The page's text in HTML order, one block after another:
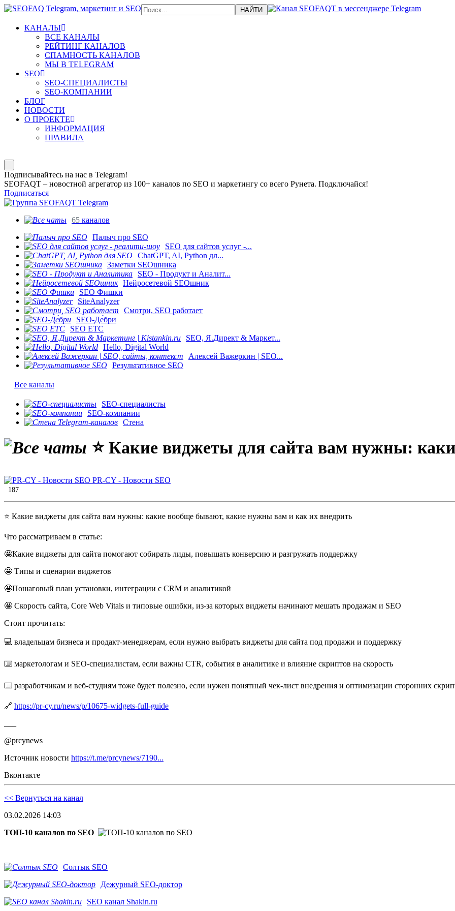
КАНАЛЫ
ВСЕ КАНАЛЫ
РЕЙТИНГ КАНАЛОВ
СПАМНОСТЬ КАНАЛОВ
МЫ В TELEGRAM
SEO
SEO-СПЕЦИАЛИСТЫ
SEO-КОМПАНИИ
БЛОГ
НОВОСТИ
О ПРОЕКТЕ
ИНФОРМАЦИЯ
ПРАВИЛА
Подписывайтесь на нас в Telegram!
SEOFAQT – новостной агрегатор из 100+ каналов по SEO и маркетингу со всего Рунета. Подключайся!
Подписаться
65 каналов
Палыч про SEO
SEO для сайтов услуг -...
ChatGPT, AI, Python дл...
Заметки SEOшника
SEO - Продукт и Аналит...
Нейросетевой SEOшник
SEO Фишки
SiteAnalyzer
Смотри, SEO работает
SEO-Де́бри
SEO ETC
SEO, Я.Директ & Маркет...
Hello, Digital World
Алексей Важеркин | SEO...
Результативное SEO
Все каналы
SEO-специалисты
SEO-компании
Стена
⭐️ Какие виджеты для сайта вам нужны:
PR-CY - Новости SEO
187
⭐️ Какие виджеты для сайта вам нужны: какие вообще бывают, какие нужны вам и как их внедрить
Что рассматриваем в статье:
🤩Какие виджеты для сайта помогают собирать лиды, повышать конверсию и разгружать поддержку
🤩 Типы и сценарии виджетов
🤩Пошаговый план установки, интеграции с CRM и аналитикой
🤩 Скорость сайта, Core Web Vitals и типовые ошибки, из‑за которых виджеты начинают мешать продажам и SEO
Стоит прочитать:
💻 владельцам бизнеса и продакт-менеджерам, если нужно выбрать виджеты для сайта под продажи и поддержку
⌨️ маркетологам и SEO‑специалистам, если важны CTR, события в аналитике и влияние скриптов на скорость
⌨️ разработчикам и веб‑студиям тоже будет полезно, если нужен понятный чек‑лист внедрения и оптимизации сторонних
🔗 https://pr-cy.ru/news/p/10675-widgets-full-guide
@prcynews
Источник новости https://t.me/prcynews/7190...
Вконтакте
<< Вернуться на канал
03.02.2026 14:03
ТОП-10 каналов по SEO
Солтык SEO
Дежурный SEO-доктор
SEO канал Shakin.ru